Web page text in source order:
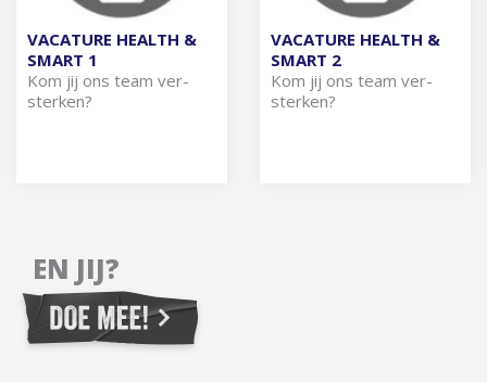
VACATURE HEALTH &
SMART 1
Kom jij ons team ver­
ster­ken?
VACATURE HEALTH &
SMART 2
Kom jij ons team ver­
ster­ken?
EN JIJ?